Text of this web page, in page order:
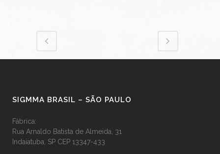
SIGMMA BRASIL – SÃO PAULO
Fábrica:
Rua Arnaldo Batista de Almeida, 31
Indaiatuba, SP CEP 13347-433